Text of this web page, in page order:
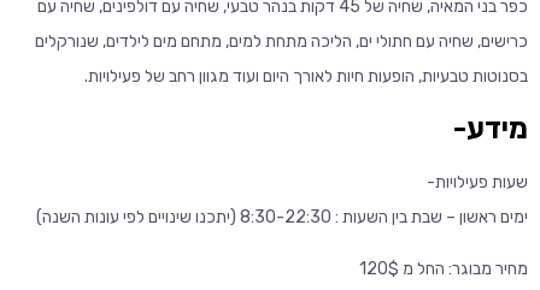
כפר בני המאיה, שחיה של 45 דקות בנהר טבעי, שחיה עם דולפינים, שחיה עם
כרישים, שחיה עם חתולי ים, הליכה מתחת למים, מתחם מים לילדים, שנורקלים
בסנוטות טבעיות, הופעות חיות לאורך היום ועוד מגוון רחב של פעילויות.
מידע-
שעות פעילויות-
ימים ראשון – שבת בין השעות : 8:30-22:30 (יתכנו שינויים לפי עונות השנה)
מחיר מבוגר: החל מ 120$